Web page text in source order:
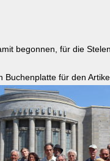
begonnen, für die
Buchenplatte für den